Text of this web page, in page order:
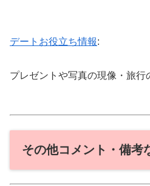
デートお役立ち情報:
プレゼントや写真の現像・旅行
その他コメント・備考